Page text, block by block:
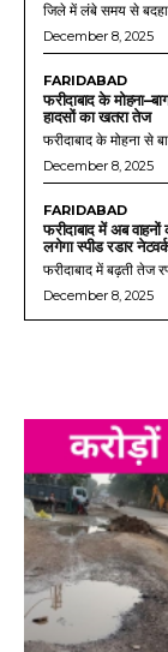
जिले में लंबे समय से
December 8, 2025
FARIDABAD
फरीदाबाद के
हादसों का खतरा तेज
फरीदाबाद के मोहना से
December 8, 2025
FARIDABAD
फरीदाबाद में अब
लगेगा स्पीड रडार
फरीदाबाद में बढ़ती तेज
December 8, 2025